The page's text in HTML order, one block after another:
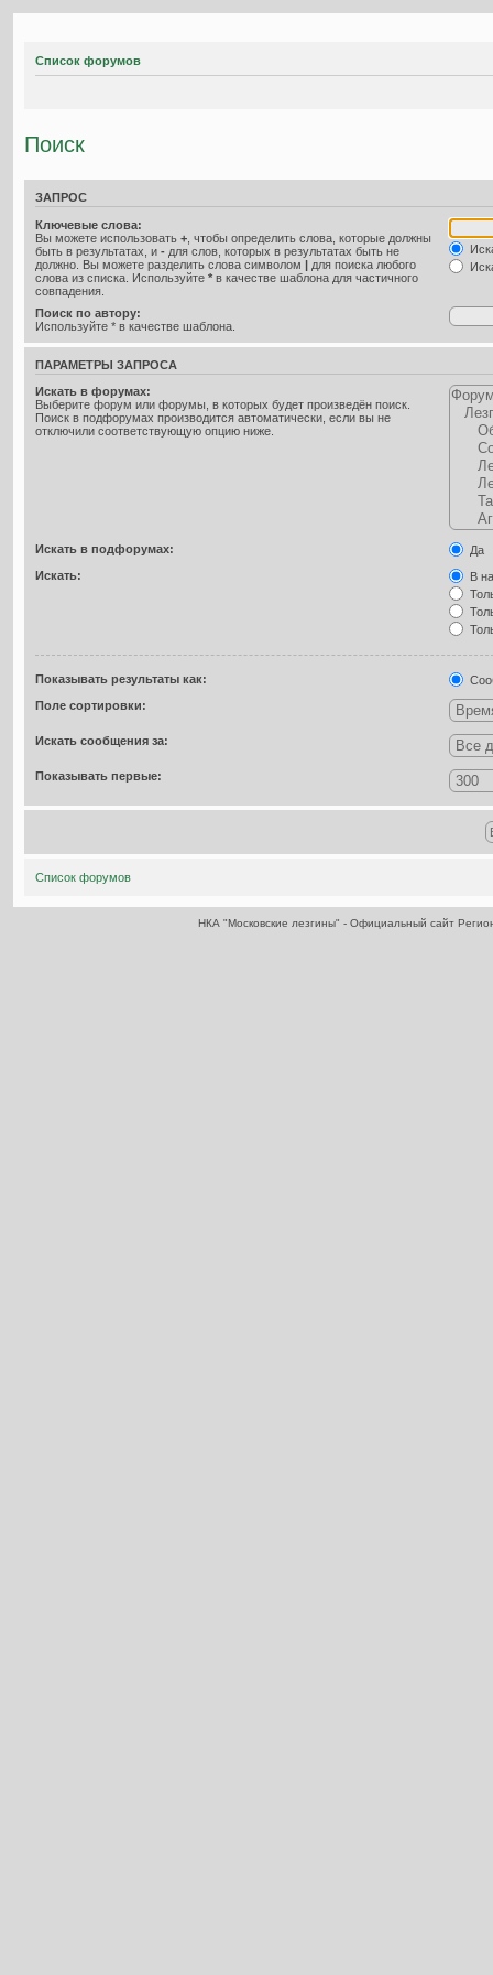
Список форумов
Поиск
ЗАПРОС
Ключевые слова:
Вы можете использовать + , чтобы определить слова, которые должны
быть в результатах, и - для слов, которых в результатах быть не
должно. Вы можете разделить слова символом | для поиска любого
слова из списка. Используйте * в качестве шаблона для частичного
совпадения.
Поиск по автору:
Используйте * в качестве шаблона.
ПАРАМЕТРЫ ЗАПРОСА
Искать в форумах:
Выберите форум или форумы, в которых будет произведён поиск.
Поиск в подфорумах производится автоматически, если вы не
отключили соответствующую опцию ниже.
Искать в подфорумах:
Да
Искать:
В
Показывать результаты как:
Поле сортировки:
Искать сообщения за:
Показывать первые:
Список форумов
НКА "Московские лезгины" - Официальный сайт